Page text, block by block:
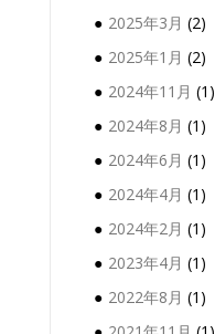
2025年3月 (2)
2025年1月 (2)
2024年11月 (1)
2024年8月 (1)
2024年6月 (1)
2024年4月 (1)
2024年2月 (1)
2023年4月 (1)
2022年8月 (1)